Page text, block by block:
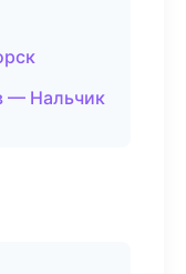
— Нальчик